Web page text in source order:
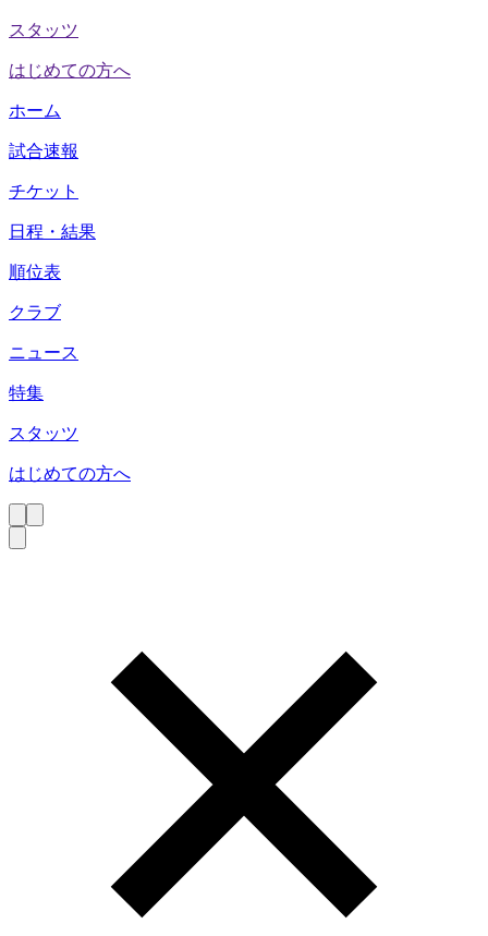
スタッツ
はじめての方へ
ホーム
試合速報
チケット
日程・結果
順位表
クラブ
ニュース
特集
スタッツ
はじめての方へ